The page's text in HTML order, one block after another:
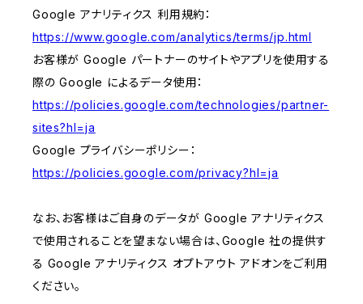
Google アナリティクス 利用規約：
https://www.google.com/analytics/terms/jp.html
お客様が Google パートナーのサイトやアプリを使用する
際の Google によるデータ使用：
https://policies.google.com/technologies/partner-
sites?hl=ja
Google プライバシーポリシー：
https://policies.google.com/privacy?hl=ja
なお、お客様はご自身のデータが Google アナリティクス
で使用されることを望まない場合は、Google 社の提供す
る Google アナリティクス オプトアウト アドオンをご利用
ください。